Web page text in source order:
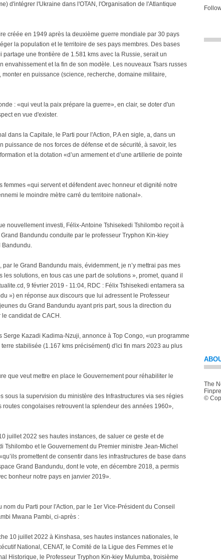
d'intégrer l'Ukraine dans l'OTAN, l'Organisation de l'Atlantique
créée en 1949 après la deuxième guerre mondiale par 30 pays
la population et le territoire de ses pays membres. Des bases
une frontière de 1.581 kms avec la Russie, serait un
envahissement et la fin de son modèle. Les nouveaux Tsars russes
monter en puissance (science, recherche, domaine militaire,
: «qui veut la paix prépare la guerre», en clair, se doter d'un
en vue d'exister.
dans la Capitale, le Parti pour l'Action, P.A en sigle, a, dans un
puissance de nos forces de défense et de sécurité, à savoir, les
et la dotation «d’un armement et d’une artillerie de pointe
femmes «qui servent et défendent avec honneur et dignité notre
le moindre mètre carré du territoire national».
nouvellement investi, Félix-Antoine Tshisekedi Tshilombo reçoit à
Bandundu conduite par le professeur Tryphon Kin-kiey
Bandundu.
le Grand Bandundu mais, évidemment, je n’y mettrai pas mes
solutions, en tous cas une part de solutions », promet, quand il
9 février 2019 - 11:04, RDC : Félix Tshisekedi entamera sa
») en réponse aux discours que lui adressent le Professeur
du Grand Bandundu ayant pris part, sous la direction du
candidat de CACH.
Kazadi Kadima-Nzuji, annonce à Top Congo, «un programme
stabilisée (1.167 kms précisément) d'ici fin mars 2023 au plus
que veut mettre en place le Gouvernement pour réhabiliter le
sous la supervision du ministère des Infrastructures via ses régies
congolaises retrouvent la splendeur des années 1960»,
juillet 2022 ses hautes instances, de saluer ce geste et de
Tshilombo et le Gouvernement du Premier ministre Jean-Michel
promettent de consentir dans les infrastructures de base dans
Grand Bandundu, dont le vote, en décembre 2018, a permis
bonheur notre pays en janvier 2019».
du Parti pour l'Action, par le 1er Vice-Président du Conseil
Mwana Pambi, ci-après :
10 juillet 2022 à Kinshasa, ses hautes instances nationales, le
National, CENAT, le Comité de la Ligue des Femmes et le
Historique, le Professeur Tryphon Kin-kiey Mulumba, troisième
The
©